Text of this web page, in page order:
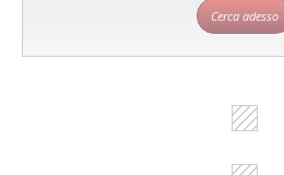
Cerca adesso